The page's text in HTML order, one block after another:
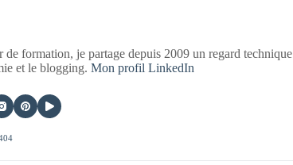
formation, je partage depuis 2009 un regard technique
et le blogging.Mon profil LinkedIn